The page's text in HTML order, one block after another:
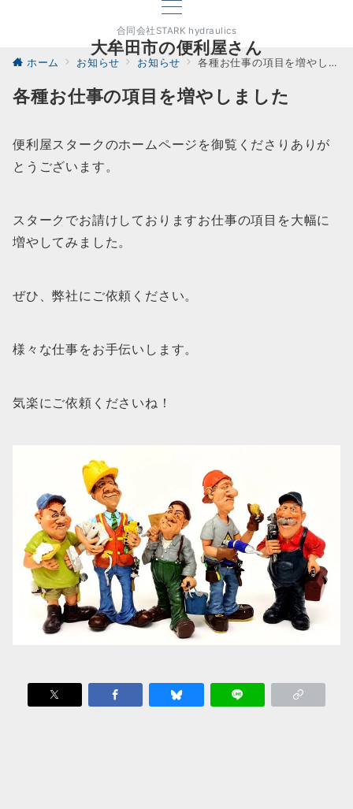
合同会社STARK hydraulics
大牟田市の便利屋さん
ホーム お知らせ お知らせ 各種お仕事の項目を増やしました
各種お仕事の項目を増やしました
便利屋スタークのホームページを御覧くださりありが
とうございます。
スタークでお請けしておりますお仕事の項目を大幅に
増やしてみました。
ぜひ、弊社にご依頼ください。
様々な仕事をお手伝いします。
気楽にご依頼くださいね！